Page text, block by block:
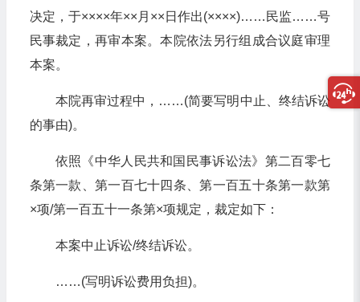
决定，于××××年××月××日作出(××××)……民监……号
民事裁定，再审本案。本院依法另行组成合议庭审理
本案。
本院再审过程中，……(简要写明中止、终结诉讼
的事由)。
依照《中华人民共和国民事诉讼法》第二百零七
条第一款、第一百七十四条、第一百五十条第一款第
×项/第一百五十一条第×项规定，裁定如下：
本案中止诉讼/终结诉讼。
……(写明诉讼费用负担)。